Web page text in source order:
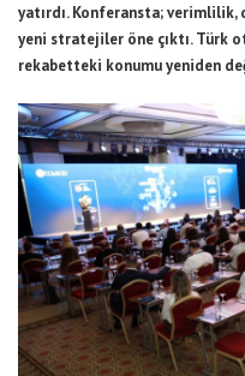
yatırdı. Konferansta;
yeni stratejiler öne çıktı. Türk
rekabetteki konumu yeniden